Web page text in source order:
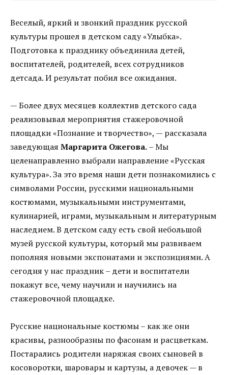
Веселый, яркий и звонкий праздник русской
культуры прошел в детском саду «Улыбка».
Подготовка к празднику объединила детей,
воспитателей, родителей, всех сотрудников
детсада. И результат побил все ожидания.
— Более двух месяцев коллектив детского сада
реализовывал мероприятия стажеровочной
площадки «Познание и творчество», — рассказала
заведующая Маргарита Ожегова.– Мы
целенаправленно выбрали направление «Русская
культура». За это время наши дети познакомились с
символами России, русскими национальными
костюмами, музыкальными инструментами,
кулинарией, играми, музыкальным и литературным
наследием. В детском саду есть свой небольшой
музей русской культуры, который мы развиваем
пополняя новыми экспонатами и экспозициями. А
сегодня у нас праздник – дети и воспитатели
покажут все, чему научили и научились на
стажеровочной площадке.
Русские национальные костюмы – как же они
красивы, разнообразны по фасонам и расцветкам.
Постарались родители наряжая своих сыновей в
косоворотки, шаровары и картузы, а девочек — в